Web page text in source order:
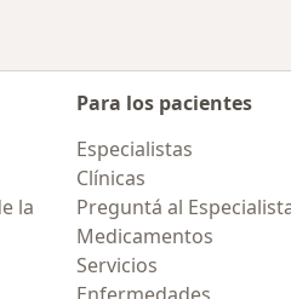
la
Para los pacientes
Especialistas
Clínicas
Preguntá al
Medicamentos
Servicios